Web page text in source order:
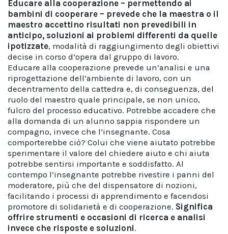
Educare alla cooperazione – permettendo ai
bambini di cooperare – prevede che la maestra o il
maestro accettino risultati non prevedibili in
anticipo, soluzioni ai problemi differenti da quelle
ipotizzate, modalità di raggiungimento degli obiettivi
decise in corso d’opera dal gruppo di lavoro.
Educare alla cooperazione prevede un’analisi e una
riprogettazione dell’ambiente di lavoro, con un
decentramento della cattedra e, di conseguenza, del
ruolo del maestro quale principale, se non unico,
fulcro del processo educativo. Potrebbe accadere che
alla domanda di un alunno sappia rispondere un
compagno, invece che l’insegnante. Cosa
comporterebbe ciò? Colui che viene aiutato potrebbe
sperimentare il valore del chiedere aiuto e chi aiuta
potrebbe sentirsi importante e soddisfatto. Al
contempo l’insegnante potrebbe rivestire i panni del
moderatore, più che del dispensatore di nozioni,
facilitando i processi di apprendimento e facendosi
promotore di solidarietà e di cooperazione. Significa
offrire strumenti e occasioni di ricerca e analisi
invece che risposte e soluzioni.